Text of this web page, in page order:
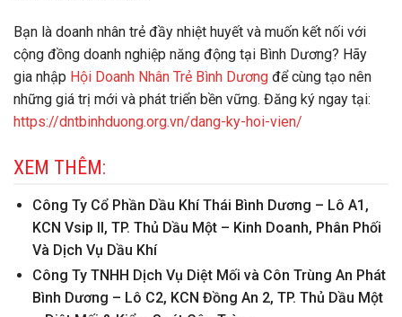
Bạn là doanh nhân trẻ đầy nhiệt huyết và muốn kết nối với
cộng đồng doanh nghiệp năng động tại Bình Dương? Hãy
gia nhập Hội Doanh Nhân Trẻ Bình Dương để cùng tạo nên
những giá trị mới và phát triển bền vững. Đăng ký ngay tại:
https://dntbinhduong.org.vn/dang-ky-hoi-vien/
XEM THÊM:
Công Ty Cổ Phần Dầu Khí Thái Bình Dương – Lô A1,
KCN Vsip II, TP. Thủ Dầu Một – Kinh Doanh, Phân Phối
Và Dịch Vụ Dầu Khí
Công Ty TNHH Dịch Vụ Diệt Mối và Côn Trùng An Phát
Bình Dương – Lô C2, KCN Đồng An 2, TP. Thủ Dầu Một